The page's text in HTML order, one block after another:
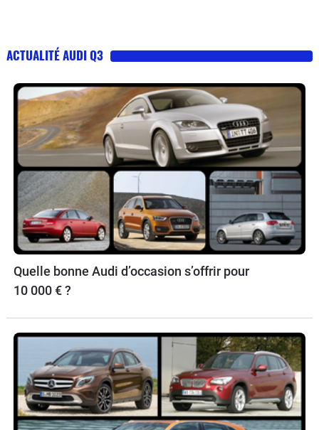
ACTUALITÉ AUDI Q3
Quelle bonne Audi d’occasion s’offrir pour
10 000 € ?